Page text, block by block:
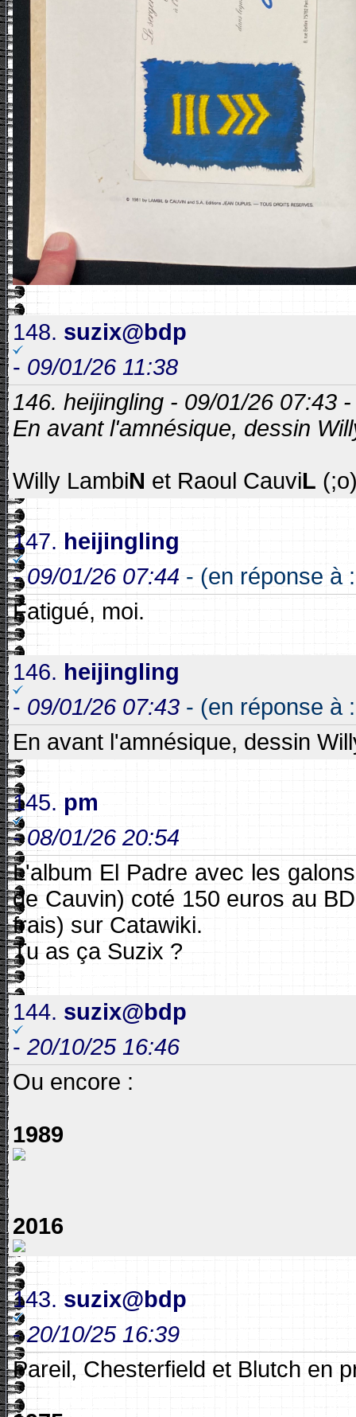
148. suzix@bdp
- 09/01/26 11:38
146. heijingling - 09/01/26 07:43
En avant l'amnésique, dessin
Willy LambiN et Raoul CauviL
147. heijingling
-09/01/26 07:44 - (en réponse à
Fatigué, moi.
146. heijingling
- 09/01/26 07:43 - (en réponse à
En avant l'amnésique, dessin
145. pm
-08/01/26 20:54
L'album El Padre avec les
de Cauvin) coté 150 euros au
frais) sur Catawiki.
Tu as ça Suzix ?
144. suzix@bdp
- 20/10/25 16:46
Ou encore :
1989
2016
143. suzix@bdp
-20/10/25 16:39
Pareil, Chesterfield et Blutch en